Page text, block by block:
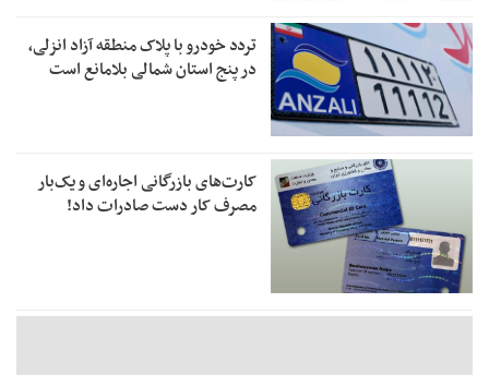
تردد خودرو با پلاک منطقه آزاد انزلی،
در پنج استان شمالی بلامانع است
کارت‌های بازرگانی اجاره‌ای و یک‌بار
مصرف کار دست صادرات داد!